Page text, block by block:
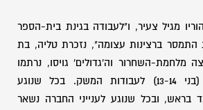
מגיל צעיר, ו"לעבודה בגינת בית-הספר
התמסר ברצינות עצומה", נזכרת טליה, בת
מלחמת-השחרור וה'גדולים' גויסו, נרתמו
הילדים ה'בוגרים' (בני 13-14) לעבודות המשק. בכל שנוגע
בראש, ובכל שנוגע לענייני החברה נשאר